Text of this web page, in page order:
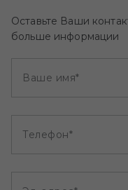
Оставьте Ваши
больше информации
Ваше имя*
Телефон*